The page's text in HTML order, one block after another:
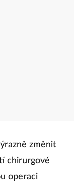
změnit
chirurgové
operaci